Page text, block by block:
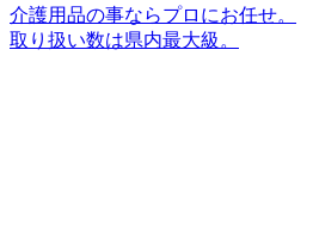
介護用品の事ならプロにお任せ。
取り扱い数は県内最大級。